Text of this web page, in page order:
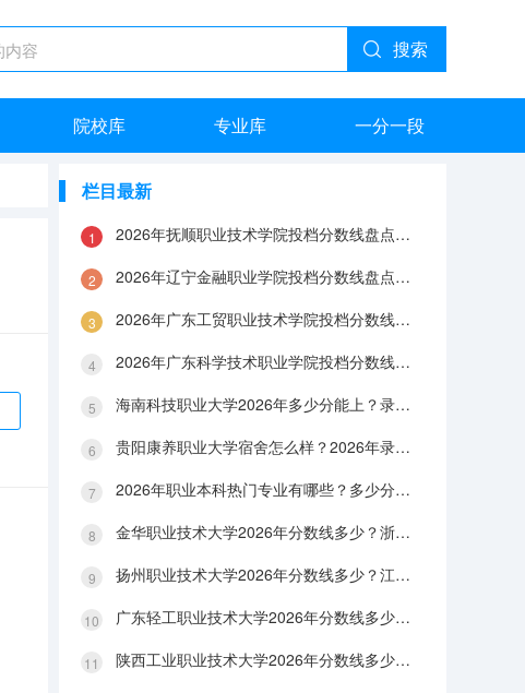
搜索
院校库 专业库 一分一段
栏目最新
2026年抚顺职业技术学院投档分数线盘点：录取分数、生活与就业指南
2026年辽宁金融职业学院投档分数线盘点：录取分数、生活与就业指南
2026年广东工贸职业技术学院投档分数线盘点：录取分数、生活与就业指南
2026年广东科学技术职业学院投档分数线盘点：录取分数、生活与就业指南
海南科技职业大学2026年多少分能上？录取分数线与生活成本解答
贵阳康养职业大学宿舍怎么样？2026年录取分数、费用及入学手续
2026年职业本科热门专业有哪些？多少分能上？绿牌专业有哪些？
金华职业技术大学2026年分数线多少？浙江考生563分能上吗？机械专业好就业吗？
扬州职业技术大学2026年分数线多少？江苏考生528分能上吗？医养照护好就业吗？
广东轻工职业技术大学2026年分数线多少？广东考生542分能上吗？
陕西工业职业技术大学2026年分数线多少？陕西考生355分能上吗？机械专业好就业吗？